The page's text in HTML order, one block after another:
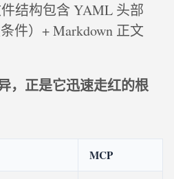
结构包含 YAML 头部
件）+ Markdown 正文
，正是它迅速走红的根
MCP